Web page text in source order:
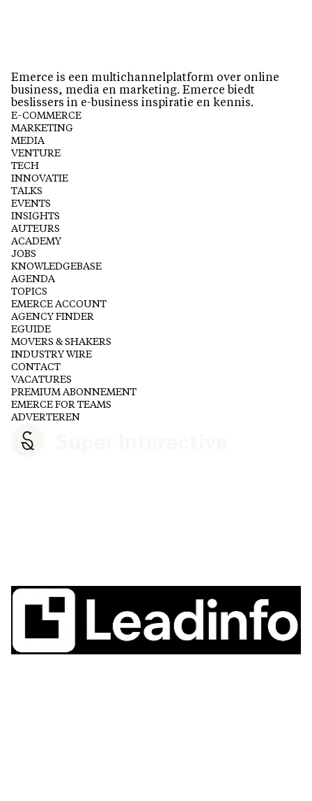
Emerce is een multichannelplatform over online
business, media en marketing. Emerce biedt
beslissers in e-business inspiratie en kennis.
E-COMMERCE
MARKETING
MEDIA
VENTURE
TECH
INNOVATIE
TALKS
EVENTS
INSIGHTS
AUTEURS
ACADEMY
JOBS
KNOWLEDGEBASE
AGENDA
TOPICS
EMERCE ACCOUNT
AGENCY FINDER
EGUIDE
MOVERS & SHAKERS
INDUSTRY WIRE
CONTACT
VACATURES
PREMIUM ABONNEMENT
EMERCE FOR TEAMS
ADVERTEREN